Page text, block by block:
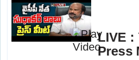
LIVE :
Press